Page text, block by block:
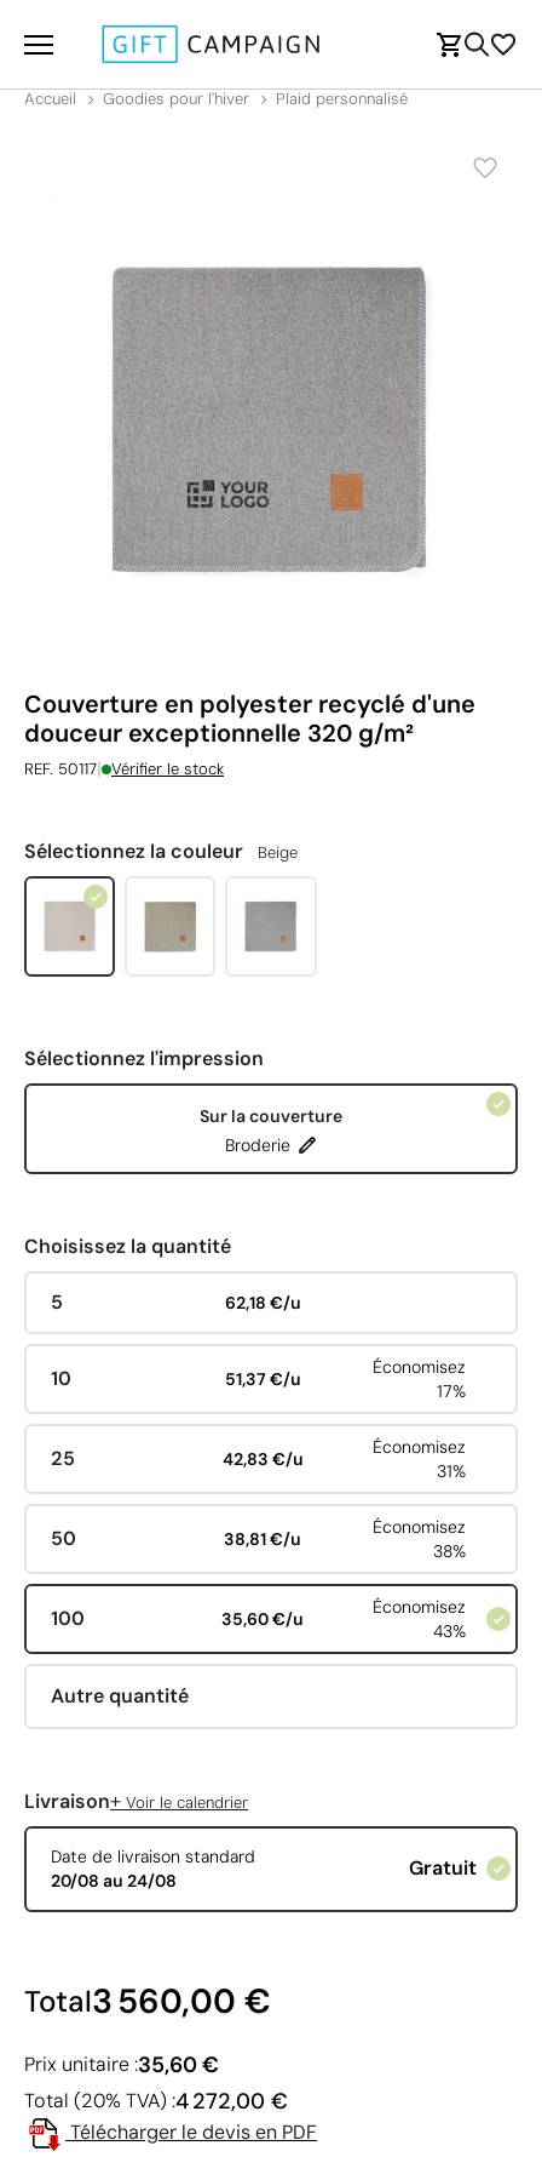
Accueil Goodies pour l'hiver Plaid personnalisé
Couverture en polyester recyclé d'une
douceur exceptionnelle 320 g/m²
REF. 50117| Vérifier le stock
Sélectionnez la couleur Beige
Sélectionnez l'impression
Sur la couverture
Broderie
Choisissez la quantité
5 62,18 €/u
10 51,37 €/u
Économisez
17%
25 42,83 €/u
Économisez
31%
50 38,81 €/u
Économisez
38%
100 35,60 €/u
Économisez
43%
Autre quantité
Livraison+ Voir le calendrier
Date de livraison standard
20/08 au 24/08
Gratuit
Total3 560,00 €
Prix unitaire :35,60 €
Total (20% TVA) :4 272,00 €
Télécharger le devis en PDF